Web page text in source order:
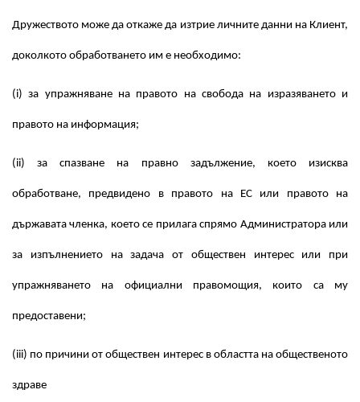
Дружеството може да откаже да изтрие личните данни на Клиент,
доколкото обработването им е необходимо:
(i) за упражняване на правото на свобода на изразяването и
правото на информация;
(ii) за спазване на правно задължение, което изисква
обработване, предвидено в правото на ЕС или правото на
държавата членка, което се прилага спрямо Администратора или
за изпълнението на задача от обществен интерес или при
упражняването на официални правомощия, които са му
предоставени;
(iii) по причини от обществен интерес в областта на общественото
здраве